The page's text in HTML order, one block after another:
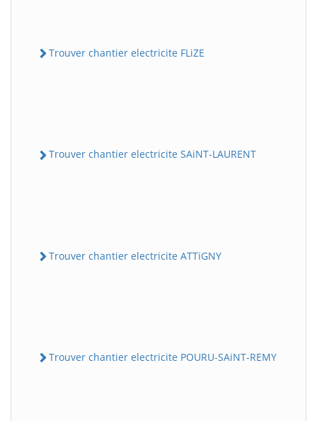
Trouver chantier electricite FLiZE
Trouver chantier electricite SAiNT-LAURENT
Trouver chantier electricite ATTiGNY
Trouver chantier electricite POURU-SAiNT-REMY